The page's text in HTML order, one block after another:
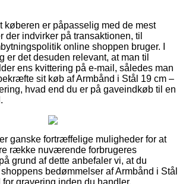
køberen er påpasselig med de mest
der indvirker på transaktionen, til
online shoppen bruger. I
er det desuden relevant, at man til
ens kvittering på e-mail, således man
sit køb af Armbånd i Stål 19 cm –
hvad end du er på gaveindkøb til en
ganske fortræffelige muligheder for at
række nuværende forbrugeres
grund af dette anbefaler vi, at du
bedømmelser af Armbånd i Stål
gravering inden du handler.